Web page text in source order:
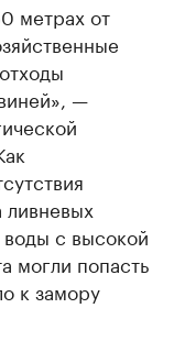
метрах от
—
с высокой
могли попасть
к замору